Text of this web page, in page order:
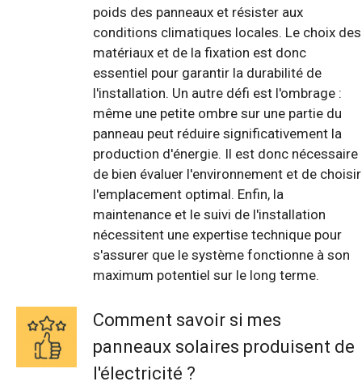
poids des panneaux et résister aux
conditions climatiques locales. Le choix des
matériaux et de la fixation est donc
essentiel pour garantir la durabilité de
l'installation. Un autre défi est l'ombrage :
même une petite ombre sur une partie du
panneau peut réduire significativement la
production d'énergie. Il est donc nécessaire
de bien évaluer l'environnement et de choisir
l'emplacement optimal. Enfin, la
maintenance et le suivi de l'installation
nécessitent une expertise technique pour
s'assurer que le système fonctionne à son
maximum potentiel sur le long terme.
Comment savoir si mes
panneaux solaires produisent de
l'électricité ?